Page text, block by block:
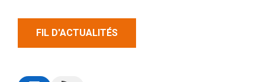
FIL D'ACTUALITÉS